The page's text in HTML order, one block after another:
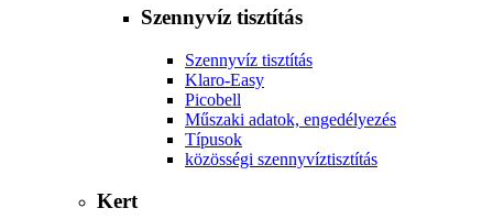
Szennyvíz tisztítás
Szennyvíz tisztítás
Klaro-Easy
Picobell
Műszaki adatok, engedélyezés
Típusok
közösségi szennyvíztisztítás
Kert